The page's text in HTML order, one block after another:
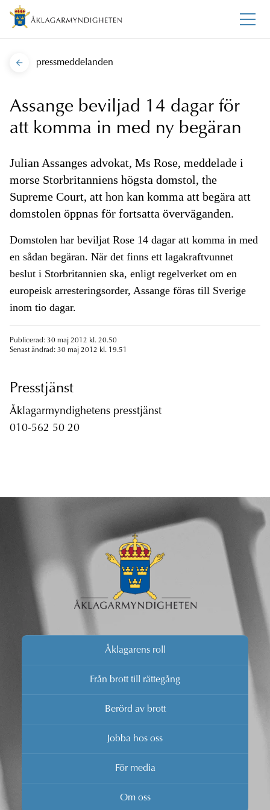
pressmeddelanden
Assange beviljad 14 dagar för
att komma in med ny begäran
Julian Assanges advokat, Ms Rose, meddelade i
morse Storbritanniens högsta domstol, the
Supreme Court, att hon kan komma att begära att
domstolen öppnas för fortsatta överväganden.
Domstolen har beviljat Rose 14 dagar att komma in med
en sådan begäran. När det finns ett lagakraftvunnet
beslut i Storbritannien ska, enligt regelverket om en
europeisk arresteringsorder, Assange föras till Sverige
inom tio dagar.
Publicerad: 30 maj 2012 kl. 20.50
Senast ändrad: 30 maj 2012 kl. 19.51
Presstjänst
Åklagarmyndighetens presstjänst
010-562 50 20
Åklagarens roll
Från brott till rättegång
Berörd av brott
Jobba hos oss
För media
Om oss